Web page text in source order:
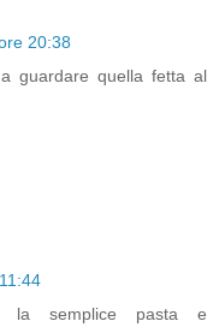
20:38
guardare quella fetta al
la semplice pasta e